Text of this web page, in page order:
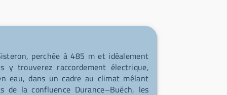
perchée à 485 m et idéalement
trouverez raccordement électrique,
eau, dans un cadre au climat mêlant
de la confluence Durance–Buëch, les